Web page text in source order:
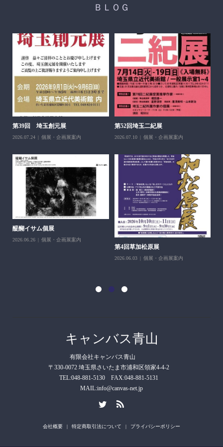
ＢＬＯＧ
第39回 埼玉創元展
2026.07.24 個展・企画展案内
第52回埼玉二紀展
2026.07.10 個展・企画展案内
醍醐イサム個展
2026.06.26 個展・企画展案内
第4回草加松原展
2026.06.03 個展・企画展案内
キャンバス青山
有限会社キャンバス青山
〒330-0072 埼玉県さいたま市浦和区領家4-4-2
TEL:048-881-5130 FAX:048-881-5131
MAIL:info@canvas-net.jp
会社概要 特定商取引法について プライバシーポリシー